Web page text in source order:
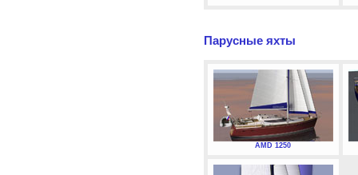
Парусные яхты
AMD 1250